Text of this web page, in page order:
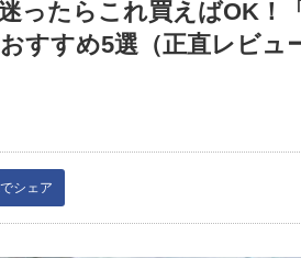
ったらこれ買えばOK！
すすめ5選（正直レビュ
シェア